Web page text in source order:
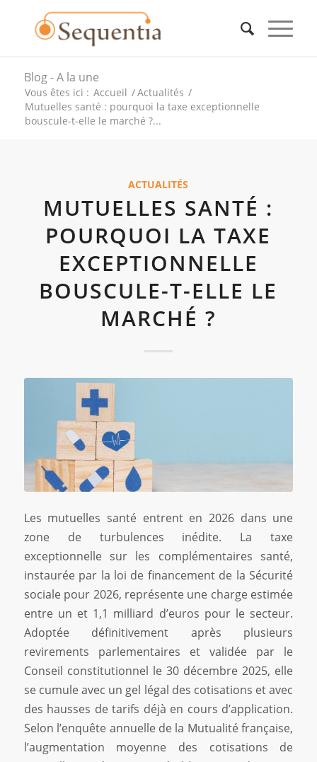
Blog - A la une
Vous êtes ici : Accueil /Actualités /
Mutuelles santé : pourquoi la taxe exceptionnelle
bouscule-t-elle le marché ?...
ACTUALITÉS
MUTUELLES SANTÉ :
POURQUOI LA TAXE
EXCEPTIONNELLE
BOUSCULE-T-ELLE LE
MARCHÉ ?
Les mutuelles santé entrent en 2026 dans une
zone de turbulences inédite. La taxe
exceptionnelle sur les complémentaires santé,
instaurée par la loi de financement de la Sécurité
sociale pour 2026, représente une charge estimée
entre un et 1,1 milliard d’euros pour le secteur.
Adoptée définitivement après plusieurs
revirements parlementaires et validée par le
Conseil constitutionnel le 30 décembre 2025, elle
se cumule avec un gel légal des cotisations et avec
des hausses de tarifs déjà en cours d’application.
Selon l’enquête annuelle de la Mutualité française,
l’augmentation moyenne des cotisations de